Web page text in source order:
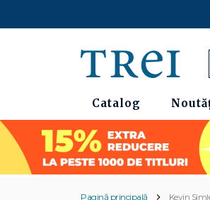
Catalog
Pagină principală Kevin